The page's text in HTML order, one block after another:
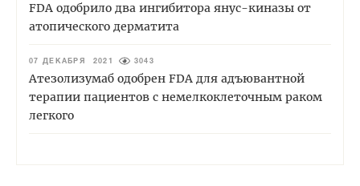
FDA одобрило два ингибитора янус-киназы от
атопического дерматита
07 ДЕКАБРЯ 2021 3043
Атезолизумаб одобрен FDA для адъювантной
терапии пациентов с немелкоклеточным раком
легкого